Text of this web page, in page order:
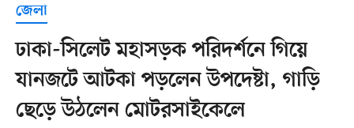
জেলা
ঢাকা-সিলেট মহাসড়ক পরিদর্শনে গিয়ে
যানজটে আটকা পড়লেন উপদেষ্টা, গাড়ি
ছেড়ে উঠলেন মোটরসাইকেলে